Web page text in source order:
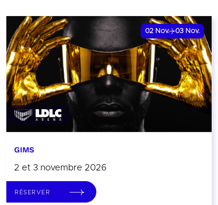
02 Nov. 03 Nov.
GIMS
2 et 3 novembre 2026
RÉSERVER